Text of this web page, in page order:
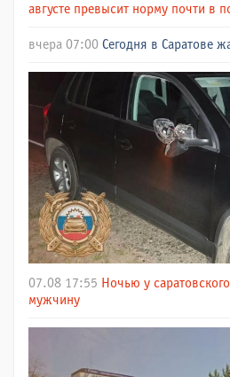
августе превысит норму почти в
вчера 07:00 Сегодня в Саратове
07.08 17:55 Ночью у
мужчину